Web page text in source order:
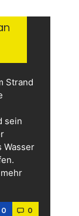
Strand
sein
Wasser
0 0